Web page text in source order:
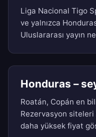
Liga Nacional Tigo
ve yalnızca
Uluslararası yayın
Honduras –
Roatán, Copán en
Rezervasyon siteleri
daha yüksek fiyat